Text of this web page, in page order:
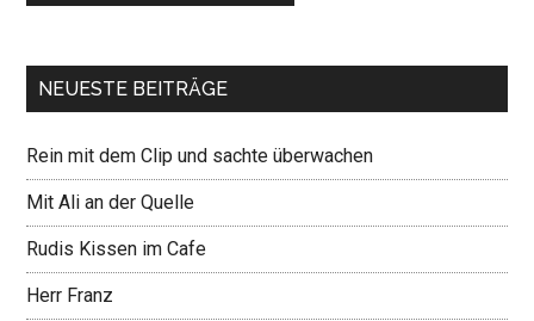
NEUESTE BEITRÄGE
Rein mit dem Clip und sachte überwachen
Mit Ali an der Quelle
Rudis Kissen im Cafe
Herr Franz